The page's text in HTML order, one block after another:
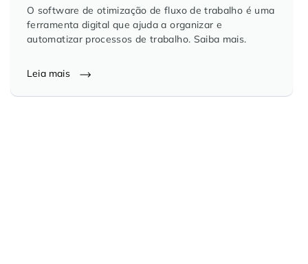
O software de otimização de fluxo de trabalho é uma
ferramenta digital que ajuda a organizar e
automatizar processos de trabalho. Saiba mais.
Leia mais